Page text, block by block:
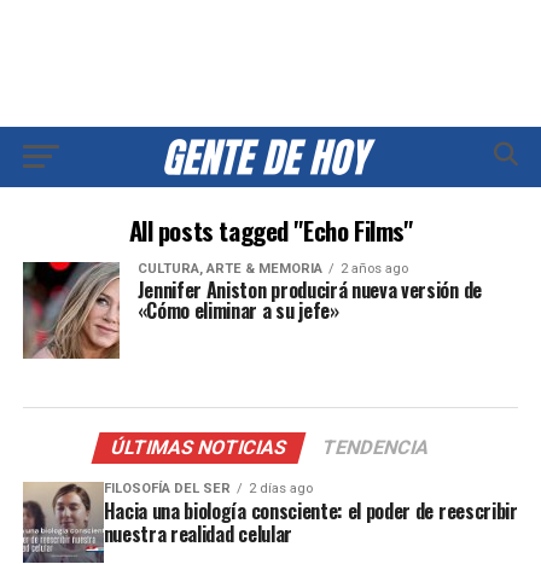
All posts tagged "Echo Films"
CULTURA, ARTE & MEMORIA 2 años ago
Jennifer Aniston producirá nueva versión de
«Cómo eliminar a su jefe»
ÚLTIMAS NOTICIAS TENDENCIA
FILOSOFÍA DEL SER 2 días ago
Hacia una biología consciente: el poder de reescribir
nuestra realidad celular